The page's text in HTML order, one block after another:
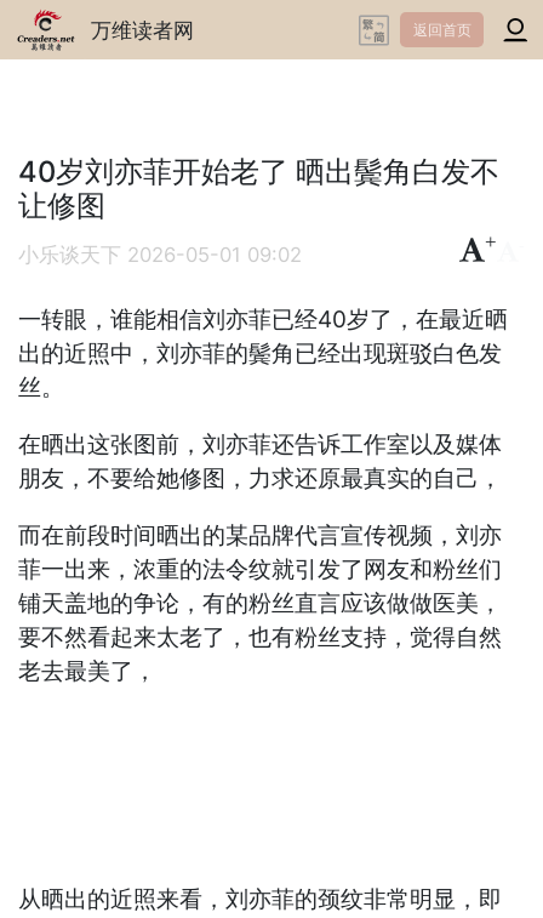
万维读者网 返回首页
40岁刘亦菲开始老了 晒出鬓角白发不
让修图
小乐谈天下 2026-05-01 09:02
+
一转眼，谁能相信刘亦菲已经40岁了，在最近晒
出的近照中，刘亦菲的鬓角已经出现斑驳白色发
丝。
在晒出这张图前，刘亦菲还告诉工作室以及媒体
朋友，不要给她修图，力求还原最真实的自己，
而在前段时间晒出的某品牌代言宣传视频，刘亦
菲一出来，浓重的法令纹就引发了网友和粉丝们
铺天盖地的争论，有的粉丝直言应该做做医美，
要不然看起来太老了，也有粉丝支持，觉得自然
老去最美了，
从晒出的近照来看，刘亦菲的颈纹非常明显，即